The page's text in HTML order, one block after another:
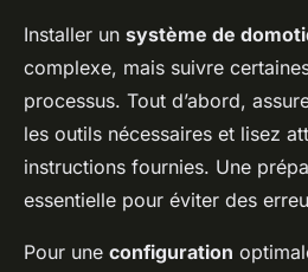
Installer un système de
complexe, mais suivre
processus. Tout d’abord,
les outils nécessaires et lisez
instructions fournies. Une
essentielle pour éviter des
Pour une configuration